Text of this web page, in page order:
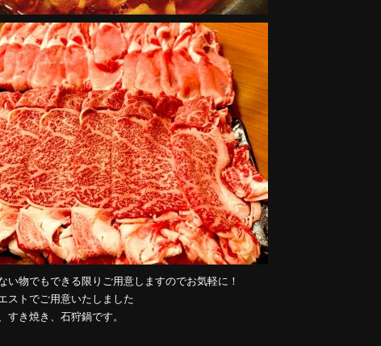
い物でもできる限りご用意しますのでお気軽に！
ストでご用意いたしました
すき焼き、石狩鍋です。